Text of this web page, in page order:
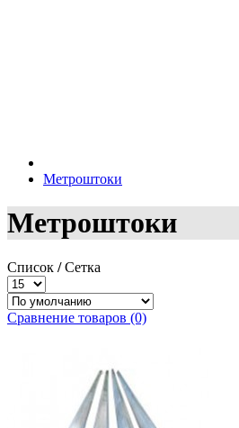
Метроштоки
Метроштоки
Список / Сетка
Сравнение товаров (0)